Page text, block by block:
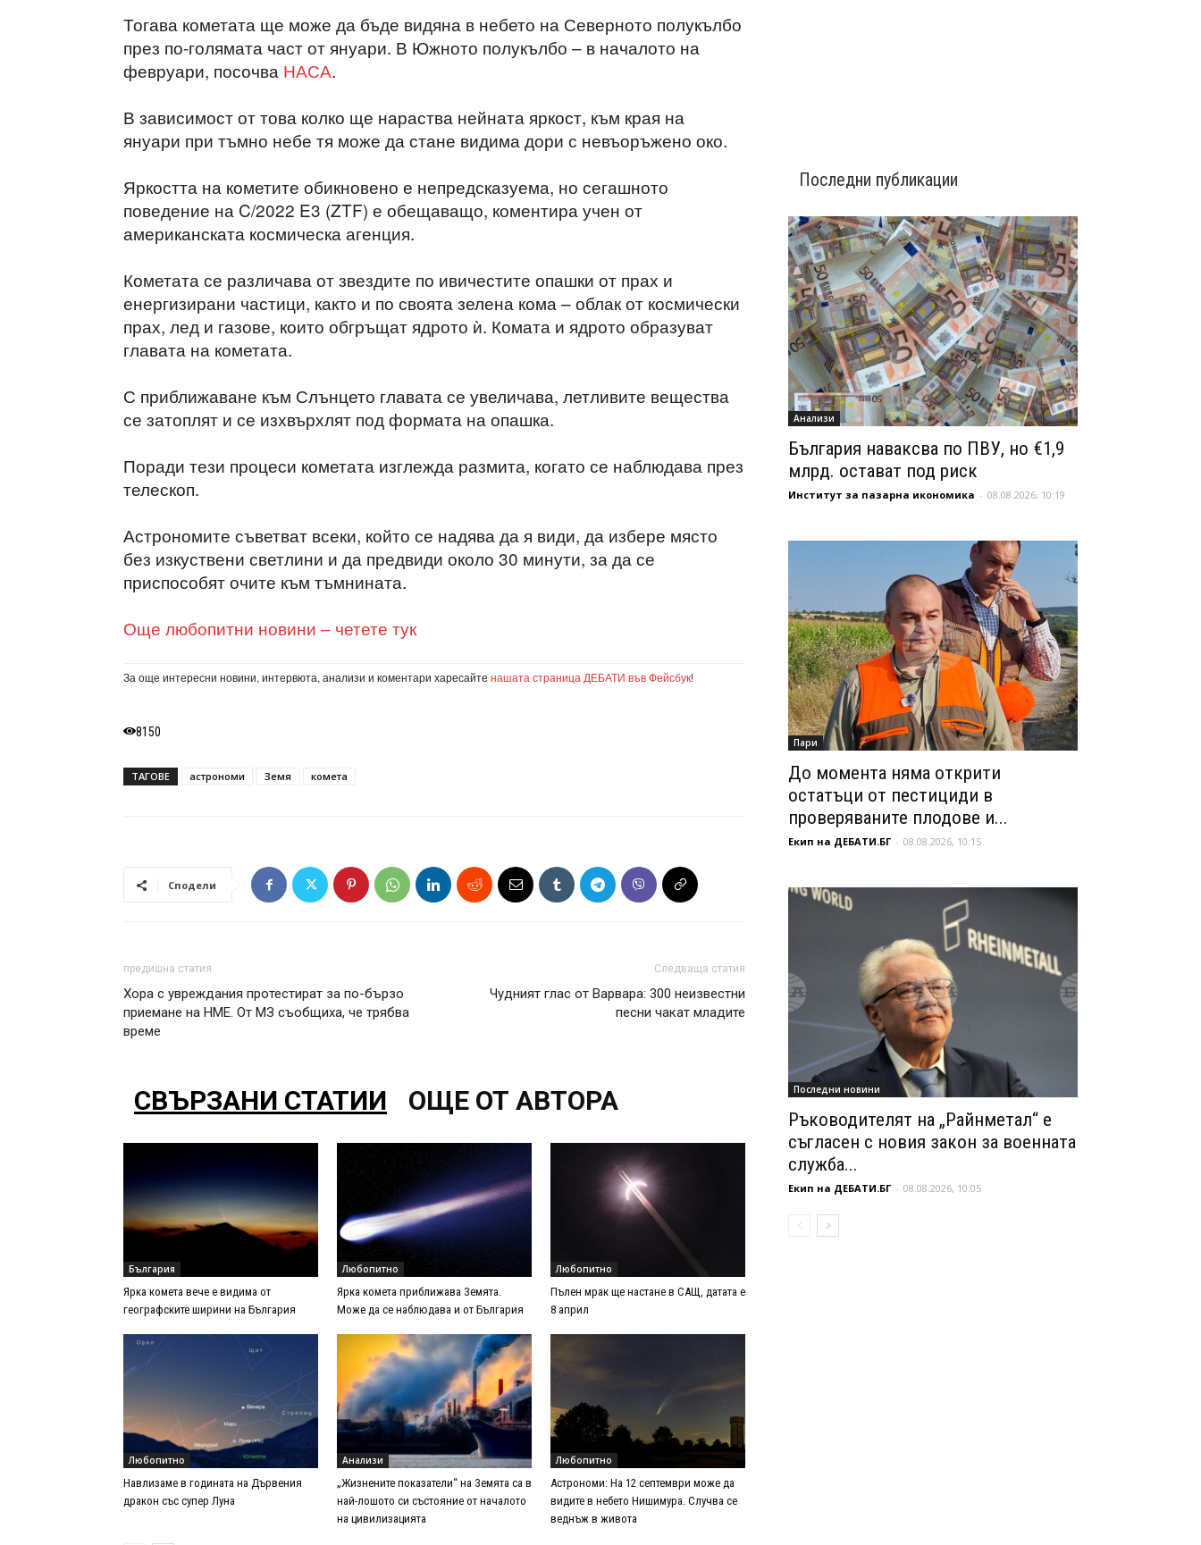
Тогава кометата ще може да бъде видяна в небето на Северното полукълбо
през по-голямата част от януари. В Южното полукълбо – в началото на
февруари, посочва НАСА.
В зависимост от това колко ще нараства нейната яркост, към края на
януари при тъмно небе тя може да стане видима дори с невъоръжено око.
Яркостта на кометите обикновено е непредсказуема, но сегашното
поведение на C/2022 E3 (ZTF) е обещаващо, коментира учен от
американската космическа агенция.
Кометата се различава от звездите по ивичестите опашки от прах и
енергизирани частици, както и по своята зелена кома – облак от космически
прах, лед и газове, които обгръщат ядрото ѝ. Комата и ядрото образуват
главата на кометата.
С приближаване към Слънцето главата се увеличава, летливите вещества
се затоплят и се изхвърхлят под формата на опашка.
Поради тези процеси кометата изглежда размита, когато се наблюдава през
телескоп.
Астрономите съветват всеки, който се надява да я види, да избере място
без изкуствени светлини и да предвиди около 30 минути, за да се
приспособят очите към тъмнината.
Още любопитни новини – четете тук
За още интересни новини, интервюта, анализи и коментари харесайте нашата страница ДЕБАТИ във Фейсбук!
8150
ТАГОВЕ астрономи Земя комета
Сподели
предишна статия
Хора с увреждания протестират за по-бързо
приемане на НМЕ. От МЗ съобщиха, че трябва
време
Следваща статия
Чудният глас от Варвара: 300 неизвестни
песни чакат младите
СВЪРЗАНИ СТАТИИ ОЩЕ ОТ АВТОРА
България
Ярка комета вече е видима от
географските ширини на България
Любопитно
Ярка комета приближава Земята.
Може да се наблюдава и от България
Любопитно
Пълен мрак ще настане в САЩ, датата е
8 април
Любопитно
Навлизаме в годината на Дървения
дракон със супер Луна
Анализи
„Жизнените показатели“ на Земята са в
най-лошото си състояние от началото
на цивилизацията
Любопитно
Астрономи: На 12 септември може да
видите в небето Нишимура. Случва се
веднъж в живота
Последни публикации
Анализи
България наваксва по ПВУ, но €1,9
млрд. остават под риск
Институт за пазарна икономика - 08.08.2026, 10:19
Пари
До момента няма открити
остатъци от пестициди в
проверяваните плодове и...
Екип на ДЕБАТИ.БГ - 08.08.2026, 10:15
Последни новини
Ръководителят на „Райнметал“ е
съгласен с новия закон за военната
служба...
Екип на ДЕБАТИ.БГ - 08.08.2026, 10:05